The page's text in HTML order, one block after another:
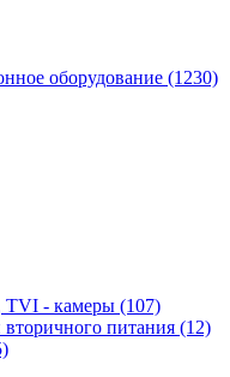
оборудование (1230)
TVI - камеры (107)
питания (12)